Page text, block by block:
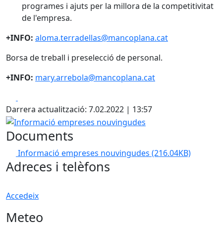
programes i ajuts per la millora de la competitivitat
de l'empresa.
+INFO: aloma.terradellas@mancoplana.cat
Borsa de treball i preselecció de personal.
+INFO: mary.arrebola@mancoplana.cat
Darrera actualització: 7.02.2022 | 13:57
Informació empreses nouvingudes
Documents
Informació empreses nouvingudes (216.04KB)
Adreces i telèfons
Accedeix
Meteo